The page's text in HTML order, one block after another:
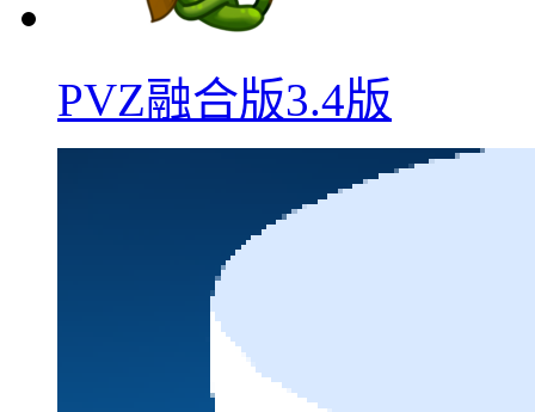
PVZ融合版3.4版